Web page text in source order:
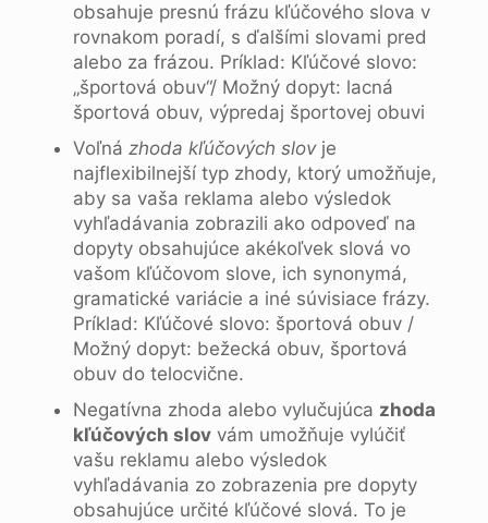
obsahuje presnú frázu kľúčového slova v
rovnakom poradí, s ďalšími slovami pred
alebo za frázou. Príklad: Kľúčové slovo:
„športová obuv“/ Možný dopyt: lacná
športová obuv, výpredaj športovej obuvi
Voľná ​​ zhoda kľúčových slovje
najflexibilnejší typ zhody, ktorý umožňuje,
aby sa vaša reklama alebo výsledok
vyhľadávania zobrazili ako odpoveď na
dopyty obsahujúce akékoľvek slová vo
vašom kľúčovom slove, ich synonymá,
gramatické variácie a iné súvisiace frázy.
Príklad: Kľúčové slovo: športová obuv /
Možný dopyt: bežecká obuv, športová
obuv do telocvične.
Negatívna zhoda alebo vylučujúca zhoda
kľúčových slovvám umožňuje vylúčiť
vašu reklamu alebo výsledok
vyhľadávania zo zobrazenia pre dopyty
obsahujúce určité kľúčové slová. To je